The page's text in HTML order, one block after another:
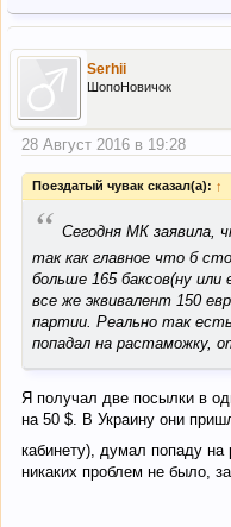
Serhii
ШопоНовичок
28 Август 2016 в 19:28
Поездатый чувак сказал(а): ↑
“ Сегодня МК заявила,
так как главное что б
больше 165 баксов(ну
все же эквивалент 150
партии. Реально так
попадал на растаможку,
Я получал две посылки в
на 50 $. В Украину они
кабинету), думал попаду на
никаких проблем не было,